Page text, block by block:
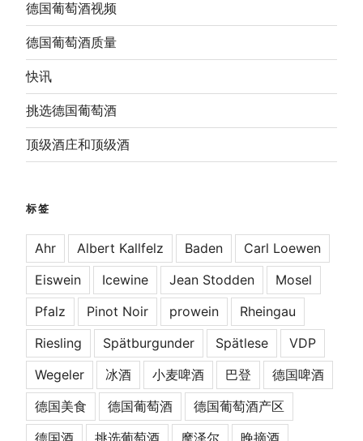
德国葡萄酒视频
德国葡萄酒质量
快讯
挑选德国葡萄酒
顶级酒庄和顶级酒
标签
Ahr Albert Kallfelz Baden
Carl Loewen
Eiswein
Icewine Jean Stodden
Mosel
Pfalz
Pinot Noir prowein
Rheingau
Riesling
Spätburgunder Spätlese
VDP
Wegeler
冰酒 小麦啤酒 巴登
德国啤酒
德国美食
德国葡萄酒
德国葡萄酒产区